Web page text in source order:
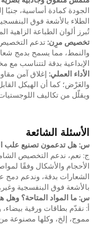
الجودة كمادة أساسية،
الطلاء بالأشعة فوق
تُبرز ألوان الطباعة الزاهية
تخصيص مرِن: تدعم
والنمط، مما يسمح بدمج
الإبداعية بدقة لتتناسب مع
الأداء العملي: إغلاق آمن
والعَرْض؛ كما أن الهيكل
ويقلّل من تكاليف
الأسئلة الشائعة
س: هل تدعمون تصنيع علب
ج: نعم، ندعم التخصيص
الأحجام والأشكال وفقًا
الشعارات بدقة، وندعم دمج
بالأشعة فوق البنفسجية
س: ما المواد المتاحة؟ وهل
أ: نقدّم بطاقات ورقية
مموج، إلخ، وكلها مصنوعة